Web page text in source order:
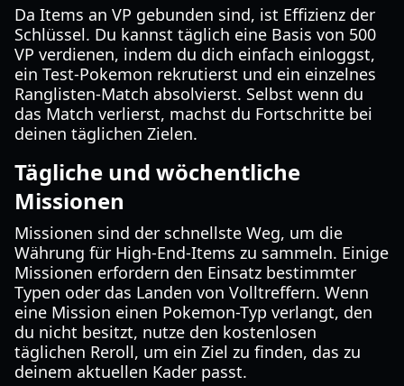
Da Items an VP gebunden sind, ist Effizienz der
Schlüssel. Du kannst täglich eine Basis von 500
VP verdienen, indem du dich einfach einloggst,
ein Test-Pokemon rekrutierst und ein einzelnes
Ranglisten-Match absolvierst. Selbst wenn du
das Match verlierst, machst du Fortschritte bei
deinen täglichen Zielen.
Tägliche und wöchentliche
Missionen
Missionen sind der schnellste Weg, um die
Währung für High-End-Items zu sammeln. Einige
Missionen erfordern den Einsatz bestimmter
Typen oder das Landen von Volltreffern. Wenn
eine Mission einen Pokemon-Typ verlangt, den
du nicht besitzt, nutze den kostenlosen
täglichen Reroll, um ein Ziel zu finden, das zu
deinem aktuellen Kader passt.